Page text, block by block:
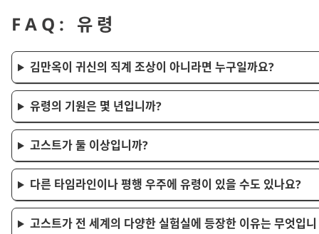
FAQ: 유령
김만옥이 귀신의 직계 조상이 아니라면 누구일까요?
유령의 기원은 몇 년입니까?
고스트가 둘 이상입니까?
다른 타임라인이나 평행 우주에 유령이 있을 수도 있나요?
고스트가 전 세계의 다양한 실험실에 등장한 이유는 무엇입니